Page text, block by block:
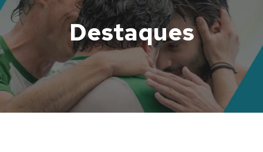
Destaques